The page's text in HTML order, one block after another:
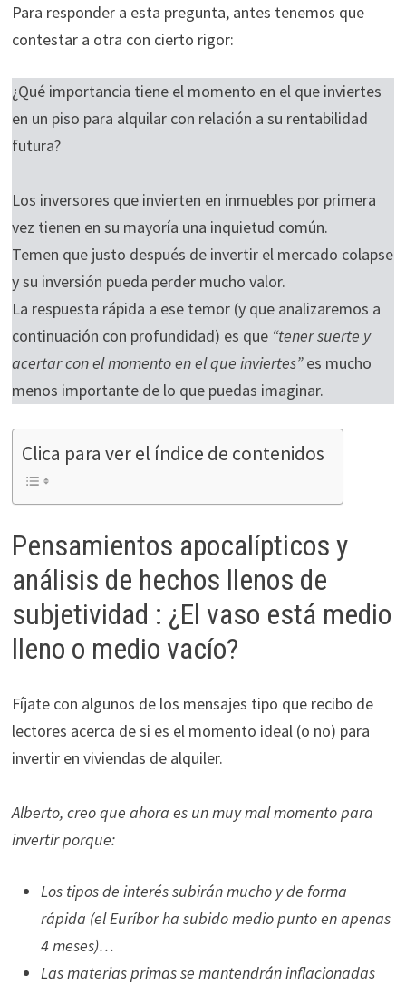
Para responder a esta pregunta, antes tenemos que
contestar a otra con cierto rigor:
¿Qué importancia tiene el momento en el que inviertes
en un piso para alquilar con relación a su rentabilidad
futura?
Los inversores que invierten en inmuebles por primera
vez tienen en su mayoría una inquietud común.
Temen que justo después de invertir el mercado colapse
y su inversión pueda perder mucho valor.
La respuesta rápida a ese temor (y que analizaremos a
continuación con profundidad) es que “tener suerte y
acertar con el momento en el que inviertes”es mucho
menos importante de lo que puedas imaginar.
Clica para ver el índice de contenidos
Pensamientos apocalípticos y
análisis de hechos llenos de
subjetividad : ¿El vaso está medio
lleno o medio vacío?
Fíjate con algunos de los mensajes tipo que recibo de
lectores acerca de si es el momento ideal (o no) para
invertir en viviendas de alquiler.
Alberto, creo que ahora es un muy mal momento para
invertir porque:
Los tipos de interés subirán mucho y de forma
rápida (el Euríbor ha subido medio punto en apenas
4 meses)…
Las materias primas se mantendrán inflacionadas
nuestra web
funcione lo
durante tu
visita. Si
rechaza estas
cookies,
desaparecerán
de la web.
Marketing
Al compartir tus
intereses y
mientras visitas
nuestro sitio,
posibilidad de
ver contenido y
ofertas